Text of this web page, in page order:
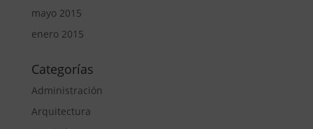
mayo 2015
enero 2015
Categorías
Administración
Arquitectura